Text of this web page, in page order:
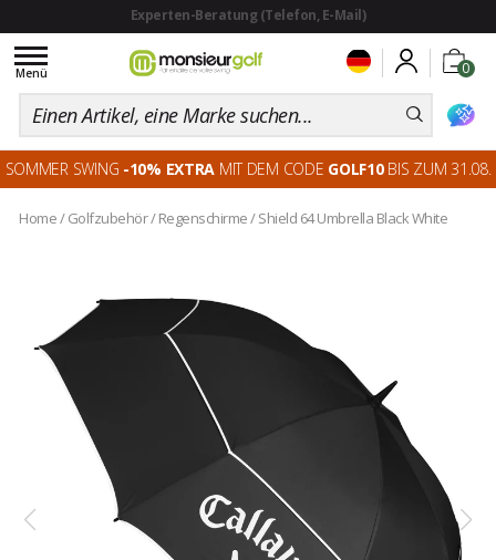
0
Toggle
navigation
Menü
SOMMER SWING -10% EXTRA MIT DEM CODE GOLF10BIS ZUM 31.08.
Home/ Golfzubehör/Regenschirme/Shield 64 Umbrella Black White